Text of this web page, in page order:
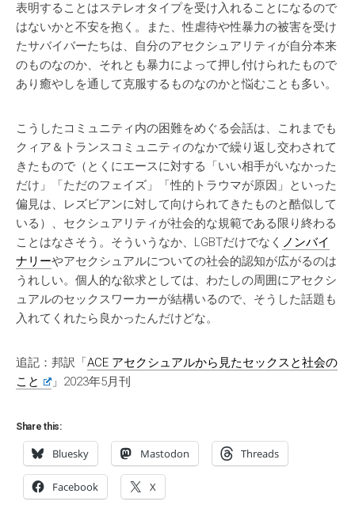
表明することはステレオタイプを受け入れることになるので
はないかと不安を抱く。また、性虐待や性暴力の被害を受け
たサバイバーたちは、自分のアセクシュアリティが自分本来
のものなのか、それとも暴力によって押し付けられたもので
あり癒やしを通して克服するものなのかと悩むことも多い。
こうしたコミュニティ内の困難をめぐる会話は、これまでも
クィア＆トランスコミュニティのなかで繰り返し交わされて
きたもので（とくにエースに対する「いい相手がいなかった
だけ」「ただのフェイズ」「性的トラウマが原因」といった
偏見は、レズビアンに対して向けられてきたものと酷似して
いる）、セクシュアリティが社会的な規範である限り終わる
ことはなさそう。そういうなか、LGBTだけでなく ノンバイ
ナリーやアセクシュアルについての社会的認知が広がるのは
うれしい。個人的な欲求としては、わたしの周囲にアセクシ
ュアルのセックスワーカーが結構いるので、そうした話題も
入れてくれたら良かったんだけどな。
追記：邦訳「ACE アセクシュアルから見たセックスと社会の
こと
」2023年5月刊
Share this:
Bluesky Mastodon Threads
Facebook X